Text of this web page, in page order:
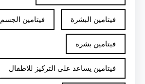
فيتامين البشرة فيتامين الجسم
فيتامين بشره
فيتامين يساعد على التركيز للاطفال